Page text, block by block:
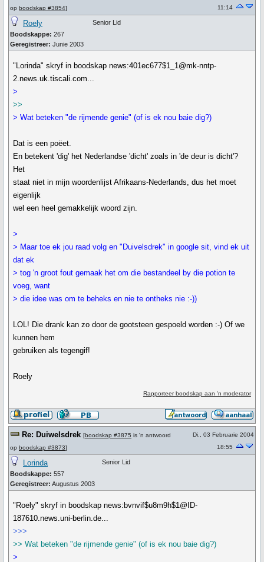
op boodskap #3854]
11:14
Roely
Boodskappe: 267
Geregistreer: Junie 2003
Senior Lid
"Lorinda" skryf in boodskap news:401ec677$1_1@mk-nntp-
2.news.uk.tiscali.com...
>
>>
> Wat beteken "de rijmende genie" (of is ek nou baie dig?)
Dat is een poëet.
En betekent 'dig' het Nederlandse 'dicht' zoals in 'de deur is dicht'?
Het
staat niet in mijn woordenlijst Afrikaans-Nederlands, dus het moet
eigenlijk
wel een heel gemakkelijk woord zijn.
>
> Maar toe ek jou raad volg en "Duivelsdrek" in google sit, vind ek uit
dat ek
> tog 'n groot fout gemaak het om die bestandeel by die potion te
voeg, want
> die idee was om te beheks en nie te ontheks nie :-))
LOL! Die drank kan zo door de gootsteen gespoeld worden :-) Of we
kunnen hem
gebruiken als tegengif!
Roely
Rapporteer boodskap aan 'n moderator
Re: Duiwelsdrek [boodskap #3875 is 'n antwoord
op boodskap #3873]
Di., 03 Februarie 2004
18:55
Lorinda
Boodskappe: 557
Geregistreer: Augustus 2003
Senior Lid
"Roely" skryf in boodskap news:bvnvif$u8m9h$1@ID-
187610.news.uni-berlin.de...
>>>
>> Wat beteken "de rijmende genie" (of is ek nou baie dig?)
>